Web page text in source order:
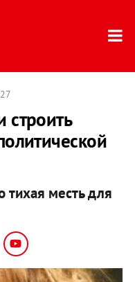
строить
тихая месть для